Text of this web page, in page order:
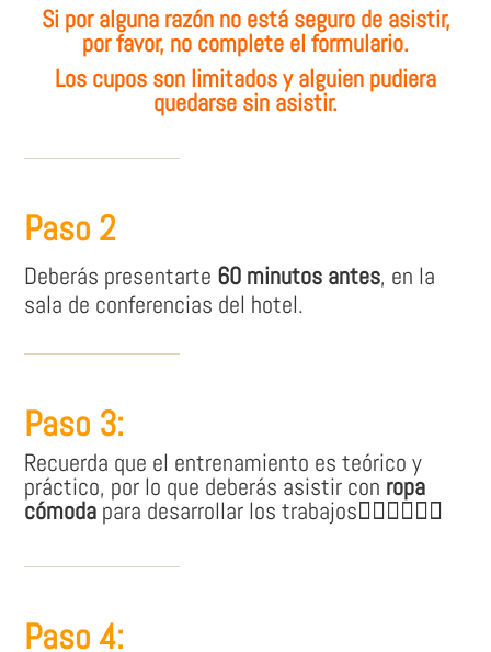
Si por alguna razón no está seguro de asistir,
por favor, no complete el formulario.
Los cupos son limitados y alguien pudiera
quedarse sin asistir.
Paso 2
Deberás presentarte 60 minutos antes, en la
sala de conferencias del hotel.
Paso 3:
Recuerda que el entrenamiento es teórico y
práctico, por lo que deberás asistir con ropa
cómoda para desarrollar los trabajos👷🏽‍♀👷🏼‍♂
Paso 4: